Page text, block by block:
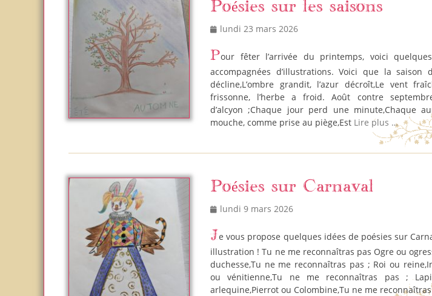
Poésies sur les saisons
Posted
lundi 23 mars 2026
Pour fêter l’arrivée du printemps, voici quelques poésies sur les saisons
accompagnées d’illustrations. Voici que la saison
décline,L’ombre grandit, l’azur décroît,Le vent
frissonne, l’herbe a froid. Août contre
d’alcyon ;Chaque jour perd une minute,Chaque
mouche, comme prise au piège,Est Lire plus …
Poésies sur Carnaval
Posted
lundi 9 mars 2026
Je vous propose quelques idées de poésies sur Carnaval accompagnées de leur
illustration ! Tu ne me reconnaîtras pas Ogre ou
duchesse,Tu ne me reconnaîtras pas ; Roi ou
ou vénitienne,Tu ne me reconnaîtras pas ;
arlequine,Pierrot ou Colombine,Tu ne me